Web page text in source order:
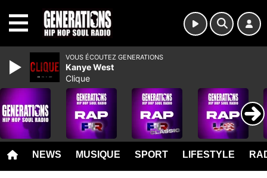
NEWS MUSIQUE SPORT LIFESTYLE
VOUS ÉCOUTEZ GENERATIONS
Kanye West
Clique